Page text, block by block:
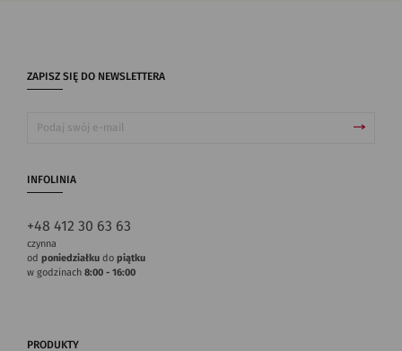
ZAPISZ SIĘ DO NEWSLETTERA
INFOLINIA
+48 412 30 63 63
czynna
od poniedziałku do piątku
w godzinach 8:00 - 16:00
PRODUKTY